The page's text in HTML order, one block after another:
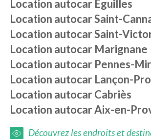
Location autocar Éguilles
Location autocarSaint-
Location autocarSaint-
Location autocar Marignane
Location autocar Pennes-
Location autocar Lançon-
Location autocarCabriès
Location autocarAix-en-
Découvrez les endroits et